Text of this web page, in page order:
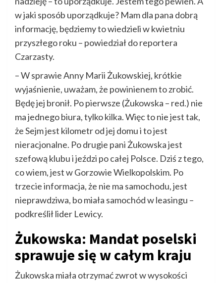
w jaki sposób uporządkuje? Mam dla pana dobrą
informację, będziemy to wiedzieli w kwietniu
przyszłego roku – powiedział do reportera
Czarzasty.
– W sprawie Anny Marii Żukowskiej, krótkie
wyjaśnienie, uważam, że powinienem to zrobić.
Będę jej bronił. Po pierwsze (Żukowska – red.) nie
ma jednego biura, tylko kilka. Więc to nie jest tak,
że Sejm jest kilometr od jej domu i to jest
nieracjonalne. Po drugie pani Żukowska jest
szefową klubu i jeździ po całej Polsce. Dziś z tego,
co wiem, jest w Gorzowie Wielkopolskim. Po
trzecie informacja, że nie ma samochodu, jest
nieprawdziwa, bo miała samochód w leasingu –
podkreślił lider Lewicy.
Żukowska: Mandat poselski
sprawuje się w całym kraju
Żukowska miała otrzymać zwrot w wysokości